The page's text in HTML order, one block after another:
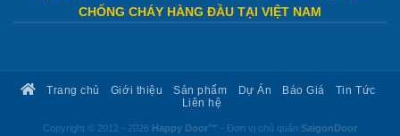
CHỐNG CHÁY HÀNG ĐẦU TẠI VIỆT NAM
Trang chủ Giới thiệu Sản phẩm Dự Án Báo Giá
Tin Tức
Liên hệ
Copyright © 2012 - 2026 Happy Door™ - Đơn vị chủ quản SaigonDoor